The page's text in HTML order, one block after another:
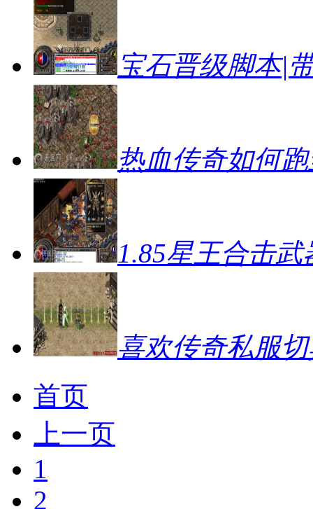
宝石晋级脚本|
热血传奇如何
1.85星王合击
喜欢传奇私服
首页
上一页
1
2